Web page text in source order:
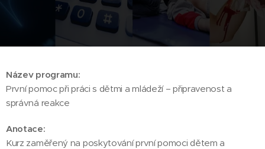
Název programu:
První pomoc při práci s dětmi a mládeží – připravenost a
správná reakce
Anotace:
Kurz zaměřený na poskytování první pomoci dětem a